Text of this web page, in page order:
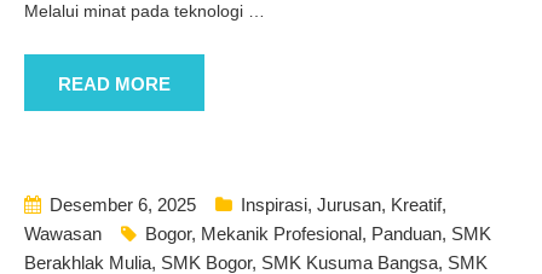
Melalui minat pada teknologi
READ MORE
Desember 6, 2025 Inspirasi, Jurusan, Kreatif,
Wawasan
Bogor, Mekanik Profesional, Panduan, SMK
Berakhlak Mulia, SMK Bogor, SMK Kusuma Bangsa, SMK